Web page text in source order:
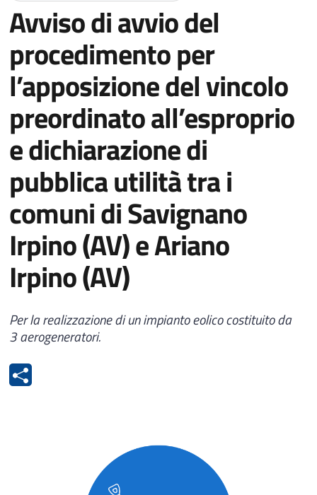
Avviso di avvio del
procedimento per
l’apposizione del vincolo
preordinato all’esproprio
e dichiarazione di
pubblica utilità tra i
comuni di Savignano
Irpino (AV) e Ariano
Irpino (AV)
Per la realizzazione di un impianto eolico costituito da
3 aerogeneratori.